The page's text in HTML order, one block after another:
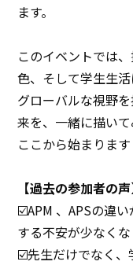
ます。
このイベントでは
色、そして学生生活
グローバルな視野
来を、一緒に描い
ここから始まります
【過去の参加者の声
☑️APM 、APSの違
する不安が少なくな
☑️先生だけでなく、